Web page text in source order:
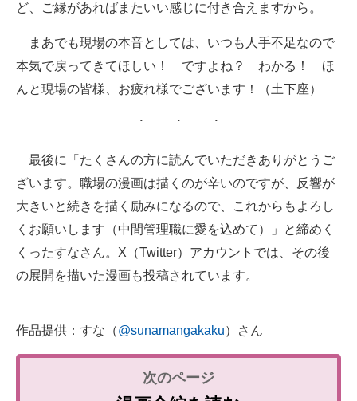
ど、ご縁があればまたいい感じに付き合えますから。
まあでも現場の本音としては、いつも人手不足なので
本気で戻ってきてほしい！ ですよね？ わかる！ ほ
んと現場の皆様、お疲れ様でございます！（土下座）
最後に「たくさんの方に読んでいただきありがとうご
ざいます。職場の漫画は描くのが辛いのですが、反響が
大きいと続きを描く励みになるので、これからもよろし
くお願いします（中間管理職に愛を込めて）」と締めく
くったすなさん。X（Twitter）アカウントでは、その後
の展開を描いた漫画も投稿されています。
作品提供：すな（@sunamangakaku）さん